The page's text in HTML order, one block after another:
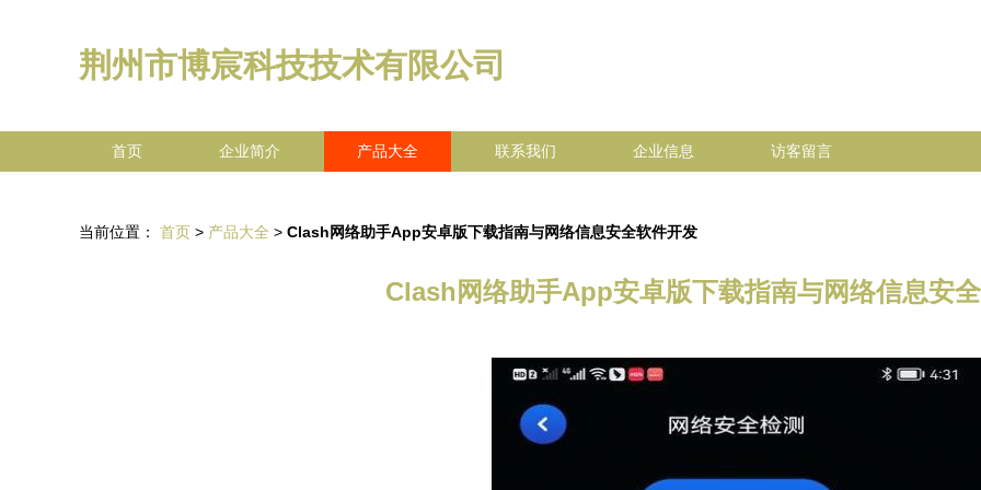
荆州市博宸科技技术有限公司
首页 企业简介 产品大全 联系我们 企业信息 访客留言
当前位置： 首页 > 产品大全 > Clash网络助手App安卓版下载指南与网络信息安全软件开发
Clash网络助手App安卓版下载指南与网络信息安